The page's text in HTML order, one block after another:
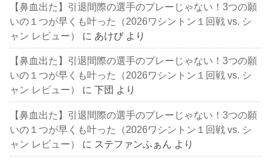
【鼻血出た】引退間際の選手のプレーじゃない！3つの願
いの１つが早くも叶った（2026ワシントン１回戦 vs. シ
ャン レビュー）
に あけび より
【鼻血出た】引退間際の選手のプレーじゃない！3つの願
いの１つが早くも叶った（2026ワシントン１回戦 vs. シ
ャン レビュー）
に下団 より
【鼻血出た】引退間際の選手のプレーじゃない！3つの願
いの１つが早くも叶った（2026ワシントン１回戦 vs. シ
ャン レビュー）
に ステファンふぁん より